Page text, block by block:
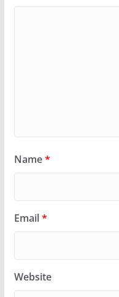
Name*
Email*
Website